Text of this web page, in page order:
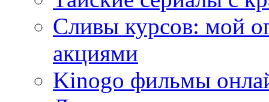
Сливы курсов: мой
акциями
Kinogo фильмы